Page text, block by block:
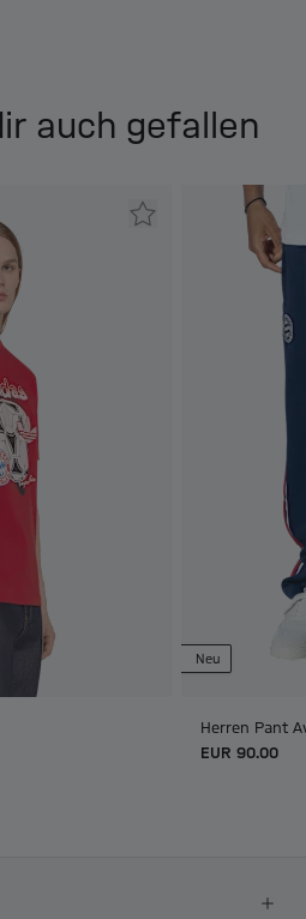
auch gefallen
Neu
Herren Pant
EUR 90.00